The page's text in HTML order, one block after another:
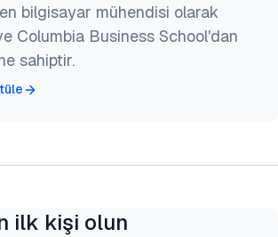
bilgisayar mühendisi olarak
Columbia Business School'dan
sahiptir.
ilk kişi olun